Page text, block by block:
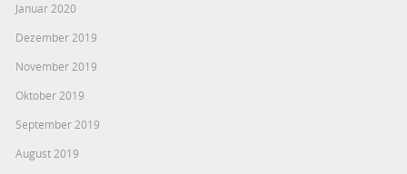
Januar 2020
Dezember 2019
November 2019
Oktober 2019
September 2019
August 2019